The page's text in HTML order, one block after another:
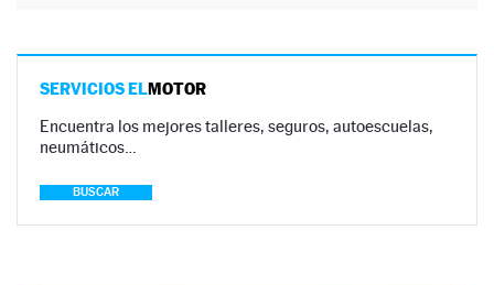
SERVICIOS ELMOTOR
Encuentra los mejores talleres, seguros, autoescuelas,
neumáticos…
BUSCAR